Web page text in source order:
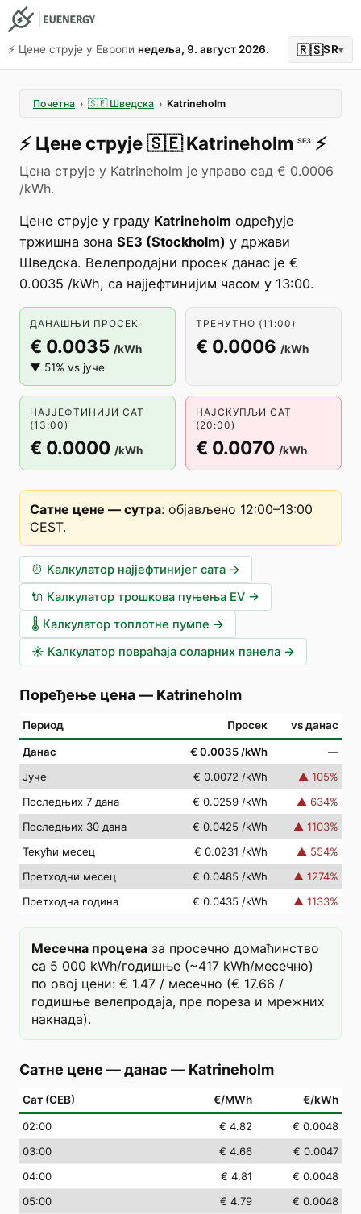
⚡️ Цене струје у Европи недеља, 9. август 2026. 🇷🇸SR▾
Почетна › 🇸🇪 Шведска › Katrineholm
⚡️ Цене струје🇸🇪 Katrineholm SE3 ⚡️
Цена струје у Katrineholm је управо сад € 0.0006
/kWh.
Цене струје у граду Katrineholm одређује
тржишна зона SE3 (Stockholm) у држави
Шведска. Велепродајни просек данас је €
0.0035 /kWh, са најјефтинијим часом у 13:00.
ДАНАШЊИ ПРОСЕК
€ 0.0035 /kWh
▼ 51% vs јуче
ТРЕНУТНО (11:00)
€ 0.0006 /kWh
НАЈЈЕФТИНИЈИ САТ
(13:00)
€ 0.0000 /kWh
НАЈСКУПЉИ САТ
(20:00)
€ 0.0070 /kWh
Сатне цене — сутра: објављено 12:00–13:00
CEST.
⏰ Калкулатор најјефтинијег сата →
🔌 Калкулатор трошкова пуњења EV →
🌡️ Калкулатор топлотне пумпе →
☀️ Калкулатор повраћаја соларних панела →
Поређење цена— Katrineholm
Период Просек vs данас
Данас € 0.0035 /kWh
—
Јуче
€ 0.0072 /kWh ▲ 105%
Последњих 7 дана
€ 0.0259 /kWh ▲ 634%
Последњих 30 дана
€ 0.0425 /kWh ▲ 1103%
Текући месец
€ 0.0231 /kWh ▲ 554%
Претходни месец
€ 0.0485 /kWh ▲ 1274%
Претходна година
€ 0.0435 /kWh ▲ 1133%
Месечна процена за просечно домаћинство
са 5 000 kWh/годишње (~417 kWh/месечно)
по овој цени: € 1.47 / месечно (€ 17.66 /
годишње велепродаја, пре пореза и мрежних
накнада).
Сатне цене — данас — Katrineholm
Сат (СЕВ) €/MWh €/kWh
02:00 € 4.82
€ 0.0048
03:00 € 4.66
€ 0.0047
04:00 € 4.81
€ 0.0048
05:00 € 4.79
€ 0.0048